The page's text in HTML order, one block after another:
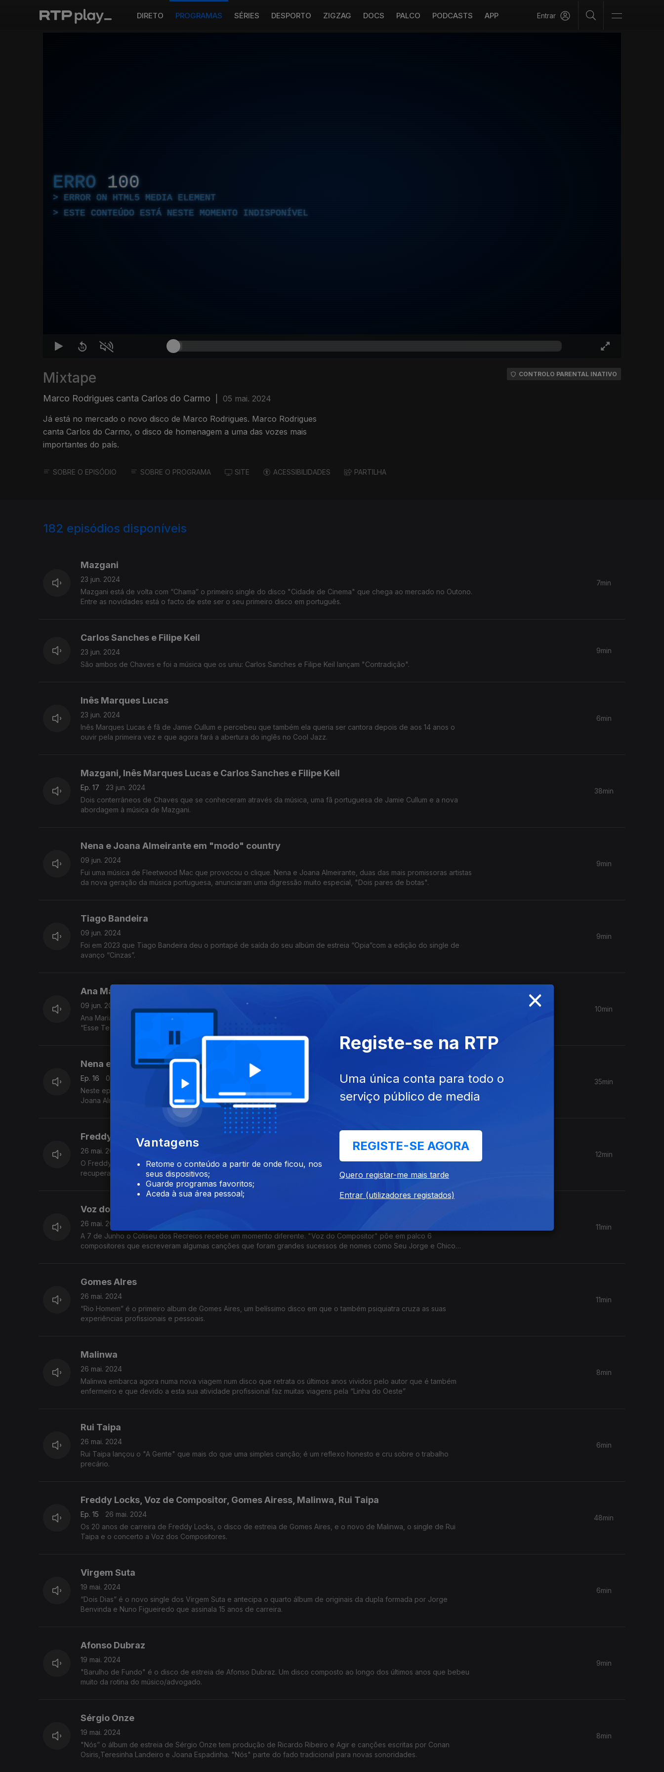
DIRETO PROGRAMAS SÉRIES DESPORTO ZIGZAG DOCS PALCO PODCASTS APP Entrar
ERRO 100
ERROR ON HTML5 MEDIA ELEMENT
ESTE CONTEÚDO ESTÁ NESTE MOMENTO INDISPONÍVEL
Mixtape
Marco Rodrigues canta Carlos do Carmo 05 mai. 2024
Já está no mercado o novo disco de Marco Rodrigues. Marco Rodrigues
canta Carlos do Carmo, o disco de homenagem a uma das vozes mais
importantes do país.
CONTROLO PARENTAL INATIVO
SOBRE O EPISÓDIO SOBRE O PROGRAMA SITE ACESSIBILIDADES PARTILHA
182 episódios disponíveis
Mazgani
23 jun. 2024
Mazgani está de volta com “Chama” o primeiro single do disco "Cidade de Cinema" que chega ao mercado no Outono.
Entre as novidades está o facto de este ser o seu primeiro disco em português.
7min
Carlos Sanches e Filipe Keil
23 jun. 2024
São ambos de Chaves e foi a música que os uniu: Carlos Sanches e Filipe Keil lançam "Contradição".
9min
Inês Marques Lucas
23 jun. 2024
Inês Marques Lucas é fã de Jamie Cullum e percebeu que também ela queria ser cantora depois de aos 14 anos o
ouvir pela primeira vez e que agora fará a abertura do inglês no Cool Jazz.
6min
Mazgani, Inês Marques Lucas e Carlos Sanches e Filipe Keil
Ep. 17
23 jun. 2024
Dois conterrâneos de Chaves que se conheceram através da música, uma fã portuguesa de Jamie Cullum e a nova
abordagem à música de Mazgani.
38min
Nena e Joana Almeirante em "modo" country
09 jun. 2024
Fui uma música de Fleetwood Mac que provocou o clique. Nena e Joana Almeirante, duas das mais promissoras artistas
da nova geração da música portuguesa, anunciaram uma digressão muito especial, "Dois pares de botas".
9min
Tiago Bandeira
09 jun. 2024
Foi em 2023 que Tiago Bandeira deu o pontapé de saída do seu albúm de estreia “Opia”com a edição do single de
avanço “Cinzas”.
9min
Ana Mariano
09 jun. 2024
Ana Mariano lançou o álbum de estreia “Nuvem”, produzido por João Só e Luar, do qual já são conhecidos os singles
10min
Nena e Joana Almeirante, Tiago Bandeira, Ana Mariano
Ep. 16
09 jun. 2024
Neste episódio: novidades de Tiago Bandeira, disco de Ana Mariano e a subida a palco em ritmo country de Nena e
Joana Almeirante.
35min
Freddy Locks
26 mai. 2024
O Freddy Locks comemora 20 anos de carreira este ano e assinala a data com a edição de Infinite Roots, um disco que
recupera alguns dos seus maiores sucessos e com dois concertos em Portugal.
12min
Voz do Compositor
26 mai. 2024
A 7 de Junho o Coliseu dos Recreios recebe um momento diferente. "Voz do Compositor" põe em palco 6
compositores que escreveram algumas canções que foram grandes sucessos de nomes como Seu Jorge e Chico
11min
Gomes AIres
26 mai. 2024
“Rio Homem” é o primeiro album de Gomes Aires, um belíssimo disco em que o também psiquiatra cruza as suas
experiências profissionais e pessoais.
11min
Malinwa
26 mai. 2024
Malinwa embarca agora numa nova viagem num disco que retrata os últimos anos vividos pelo autor que é também
enfermeiro e que devido a esta sua atividade profissional faz muitas viagens pela “Linha do Oeste”
8min
Rui Taipa
26 mai. 2024
Rui Taipa lançou o "A Gente" que mais do que uma simples canção; é um reflexo honesto e cru sobre o trabalho
precário.
6min
Freddy Locks, Voz de Compositor, Gomes Airess, Malinwa, Rui Taipa
Ep. 15
26 mai. 2024
Os 20 anos de carreira de Freddy Locks, o disco de estreia de Gomes Aires, e o novo de Malinwa, o single de Rui
Taipa e o concerto a Voz dos Compositores.
48min
Virgem Suta
19 mai. 2024
“Dois Dias” é o novo single dos Virgem Suta e antecipa o quarto álbum de originais da dupla formada por Jorge
Benvinda e Nuno Figueiredo que assinala 15 anos de carreira.
6min
Afonso Dubraz
19 mai. 2024
"Barulho de Fundo" é o disco de estreia de Afonso Dubraz. Um disco composto ao longo dos últimos anos que bebeu
muito da rotina do músico/advogado.
9min
Sérgio Onze
19 mai. 2024
"Nós” o álbum de estreia de Sérgio Onze tem produção de Ricardo Ribeiro e Agir e canções escritas por Conan
Osiris,Teresinha Landeiro e Joana Espadinha. "Nós" parte do fado tradicional para novas sonoridades.
8min
×
Vantagens
Retome o conteúdo a partir de onde ficou, nos
seus dispositivos;
Guarde programas favoritos;
Aceda à sua área pessoal;
Registe-se na RTP
Uma única conta para todo o
serviço público de media
REGISTE-SE AGORA
Quero registar-me mais tarde
Entrar (utilizadores registados)